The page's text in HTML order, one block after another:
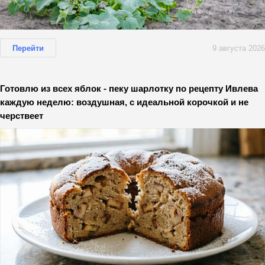
Перейти 9 августа 2026
Готовлю из всех яблок - пеку шарлотку по рецепту Ивлева
каждую неделю: воздушная, с идеальной корочкой и не
черствеет